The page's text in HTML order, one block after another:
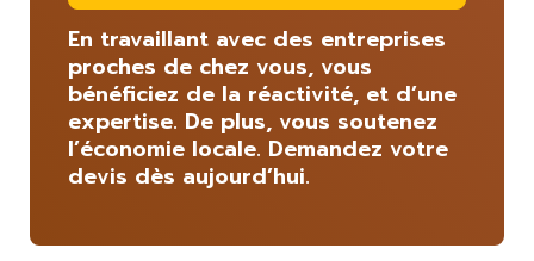
En travaillant avec des entreprises
proches de chez vous, vous
bénéficiez de la réactivité, et d’une
expertise. De plus, vous soutenez
l’économie locale. Demandez votre
devis dès aujourd’hui.